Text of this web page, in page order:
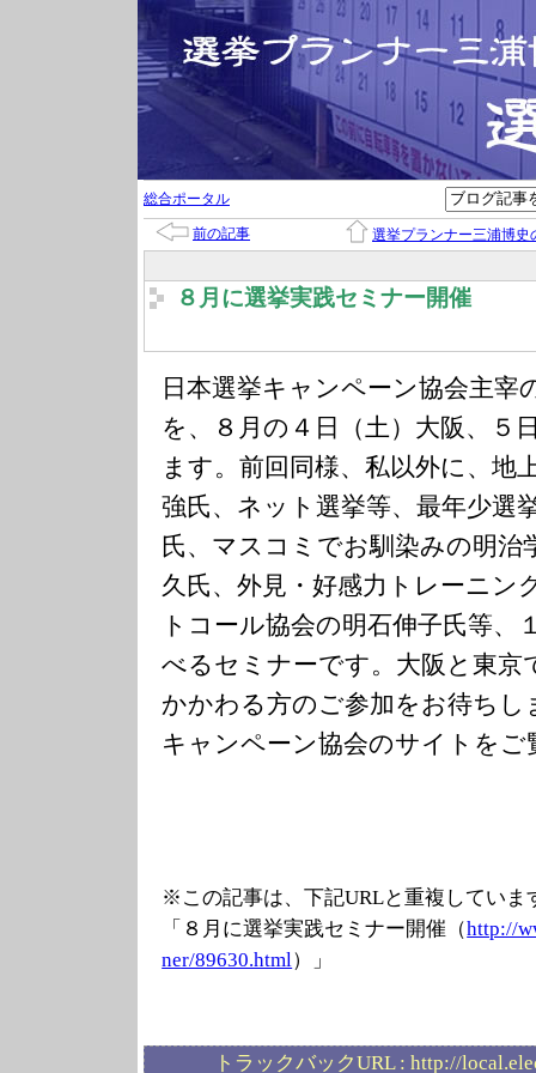
総合ポータル
前の記事 選挙プランナー三浦博史
８月に選挙実践セミナー開催
日本選挙キャンペーン協会主宰
を、８月の４日（土）大阪、５
ます。前回同様、私以外に、地
強氏、ネット選挙等、最年少選
氏、マスコミでお馴染みの明治
久氏、外見・好感力トレーニン
トコール協会の明石伸子氏等、
べるセミナーです。大阪と東京
かかわる方のご参加をお待ちし
キャンペーン協会のサイトをご
※この記事は、下記URLと重複していま
「８月に選挙実践セミナー開催（http://
ner/89630.html ）」
トラックバックURL : http://